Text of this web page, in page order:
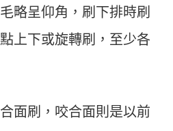
略呈仰角，刷下排時刷
上下或旋轉刷，至少各
面刷，咬合面則是以前